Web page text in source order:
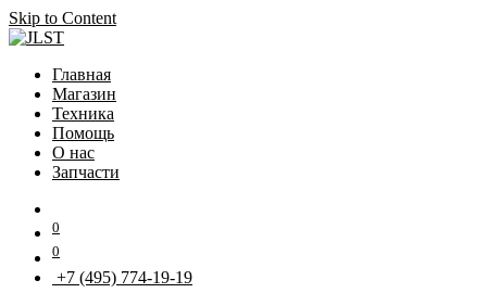
Skip to Content
Главная
Магазин
Техника
Помощь
О нас
Запчасти
0
0
+7 (495) 774-19-19